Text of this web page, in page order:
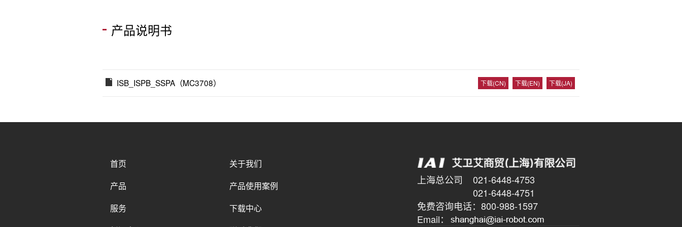
产品说明书
ISB_ISPB_SSPA（MC3708） 下载(CN) 下载(EN) 下载(JA)
首页
产品
服务
关于我们
产品使用案例
下载中心
上海总公司 021-6448-4753
021-6448-4751
免费咨询电话：800-988-1597
Email：